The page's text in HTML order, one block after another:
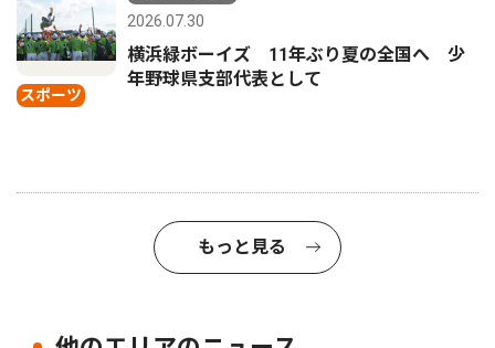
スポーツ
2026.07.30
横浜緑ボーイズ 11年ぶり夏の全国へ 少
年野球県支部代表として
もっと見る